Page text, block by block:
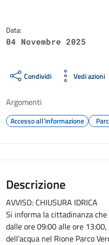
Data:
04 Novembre 2025
Condividi Vedi azioni
Argomenti
Accesso all'informazione
Descrizione
AVVISO: CHIUSURA IDRICA
Si informa la cittadinanza
dalle ore 09:00 alle ore 13:00,
dell’acqua nel Rione Parco